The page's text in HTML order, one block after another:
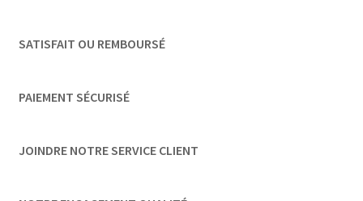
SATISFAIT OU REMBOURSÉ
PAIEMENT SÉCURISÉ
JOINDRE NOTRE SERVICE CLIENT